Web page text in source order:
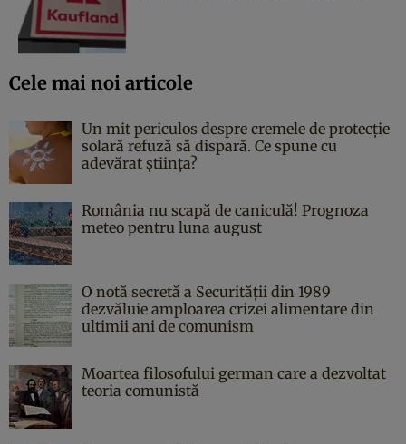
Cele mai noi articole
Un mit periculos despre cremele de protecție
solară refuză să dispară. Ce spune cu
adevărat știința?
România nu scapă de caniculă! Prognoza
meteo pentru luna august
O notă secretă a Securității din 1989
dezvăluie amploarea crizei alimentare din
ultimii ani de comunism
Moartea filosofului german care a dezvoltat
teoria comunistă